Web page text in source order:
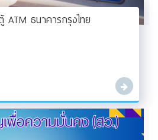
ATM ธนาคารกรุงไทย